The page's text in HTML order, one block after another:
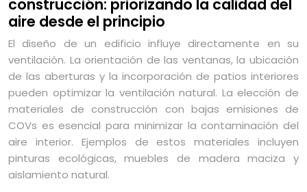
construcción: priorizando la calidad del
aire desde el principio
El diseño de un edificio influye directamente en su
ventilación. La orientación de las ventanas, la ubicación
de las aberturas y la incorporación de patios interiores
pueden optimizar la ventilación natural. La elección de
materiales de construcción con bajas emisiones de
COVs es esencial para minimizar la contaminación del
aire interior. Ejemplos de estos materiales incluyen
pinturas ecológicas, muebles de madera maciza y
aislamiento natural.